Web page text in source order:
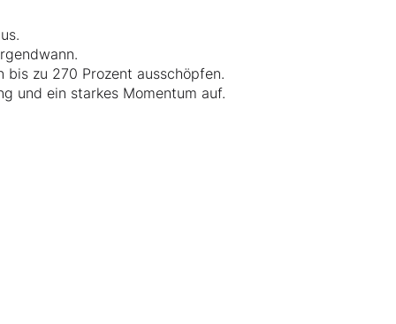
bis zu 270 Prozent ausschöpfen.
und ein starkes Momentum auf.